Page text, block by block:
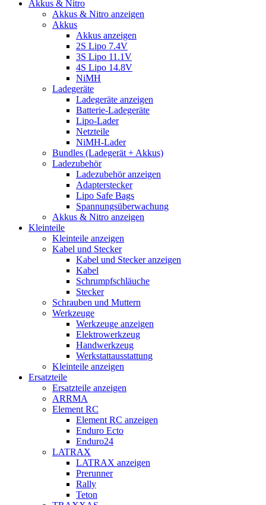
Akkus & Nitro
Akkus & Nitro anzeigen
Akkus
Akkus anzeigen
2S Lipo 7.4V
3S Lipo 11.1V
4S Lipo 14.8V
NiMH
Ladegeräte
Ladegeräte anzeigen
Batterie-Ladegeräte
Lipo-Lader
Netzteile
NiMH-Lader
Bundles (Ladegerät + Akkus)
Ladezubehör
Ladezubehör anzeigen
Adapterstecker
Lipo Safe Bags
Spannungsüberwachung
Akkus & Nitro anzeigen
Kleinteile
Kleinteile anzeigen
Kabel und Stecker
Kabel und Stecker anzeigen
Kabel
Schrumpfschläuche
Stecker
Schrauben und Muttern
Werkzeuge
Werkzeuge anzeigen
Elektrowerkzeug
Handwerkzeug
Werkstattausstattung
Kleinteile anzeigen
Ersatzteile
Ersatzteile anzeigen
ARRMA
Element RC
Element RC anzeigen
Enduro Ecto
Enduro24
LATRAX
LATRAX anzeigen
Prerunner
Rally
Teton